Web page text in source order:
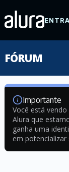
FÓRUM
Importante
Você está
Alura que
ganha uma
em potencializar